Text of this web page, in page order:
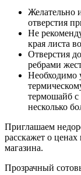
Желательно
отверстия
Не
края листа
Отверстия
ребрами
Необходимо
термошайб с
несколько
Приглашаем
расскажет о ценах
магазина.
Прозрачный